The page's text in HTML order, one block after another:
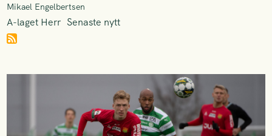
Mikael Engelbertsen
A-laget Herr Senaste nytt